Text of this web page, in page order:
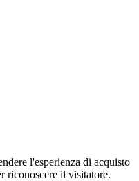
l'esperienza di acquisto
riconoscere il visitatore.